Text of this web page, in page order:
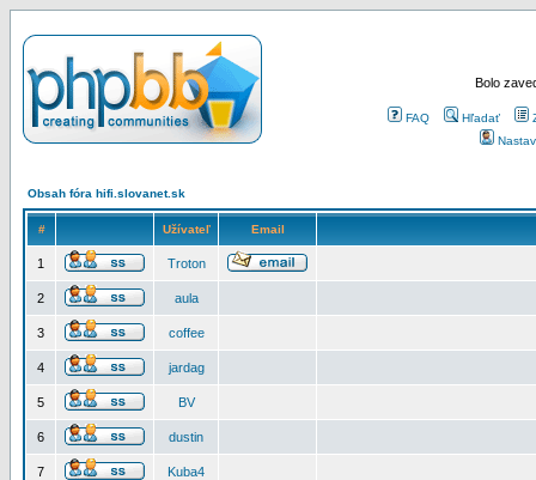
Bolo
FAQ Hľadať
Obsah fóra hifi.slovanet.sk
# Užívateľ Email
1 Troton
2 aula
3 coffee
4 jardag
5 BV
6 dustin
7 Kuba4